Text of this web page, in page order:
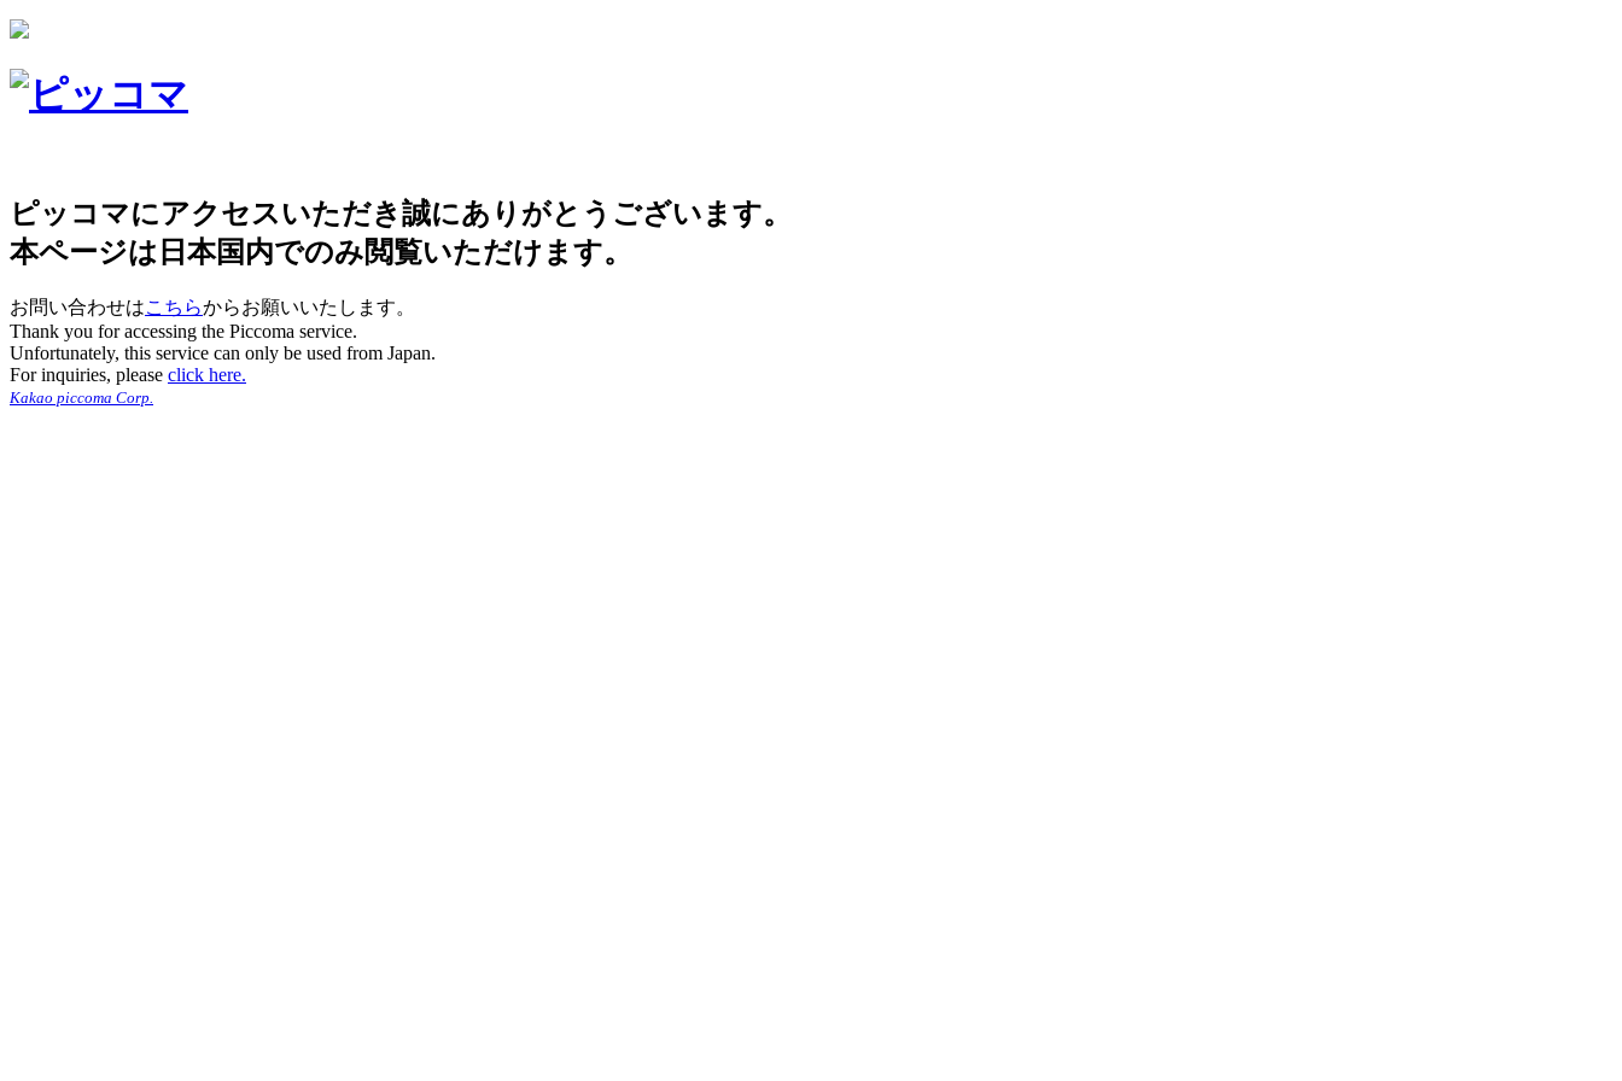
ピッコマにアクセスいただき誠にありがとうございます。
本ページは日本国内でのみ閲覧いただけます。
お問い合わせはこちらからお願いいたします。
Thank you for accessing the Piccoma service.
Unfortunately, this service can only be used from Japan.
For inquiries, please click here.
Kakao piccoma Corp.